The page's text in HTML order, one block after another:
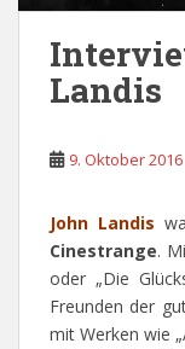
Landis
9. Oktober 2016
John Landis
Cinestrange.
oder „Die
Freunden der
mit Werken wie